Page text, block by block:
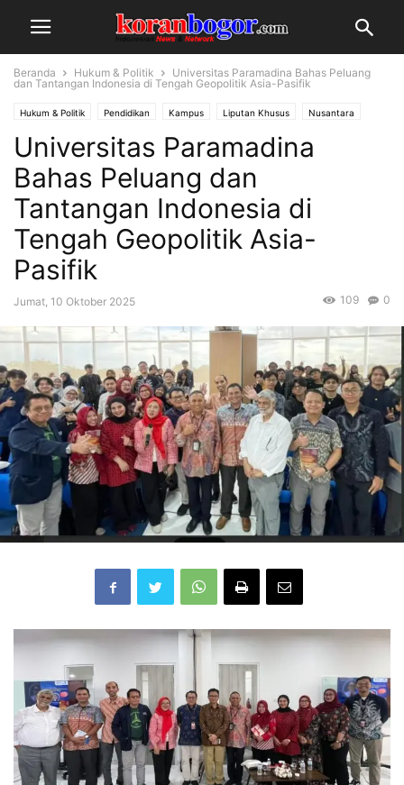
Beranda Hukum & Politik
Universitas Paramadina Bahas Peluang
dan Tantangan Indonesia di Tengah Geopolitik Asia-Pasifik
Hukum & Politik Pendidikan Kampus Liputan Khusus Nusantara
Universitas Paramadina
Bahas Peluang dan
Tantangan Indonesia di
Tengah Geopolitik Asia-
Pasifik
Jumat, 10 Oktober 2025 0
109